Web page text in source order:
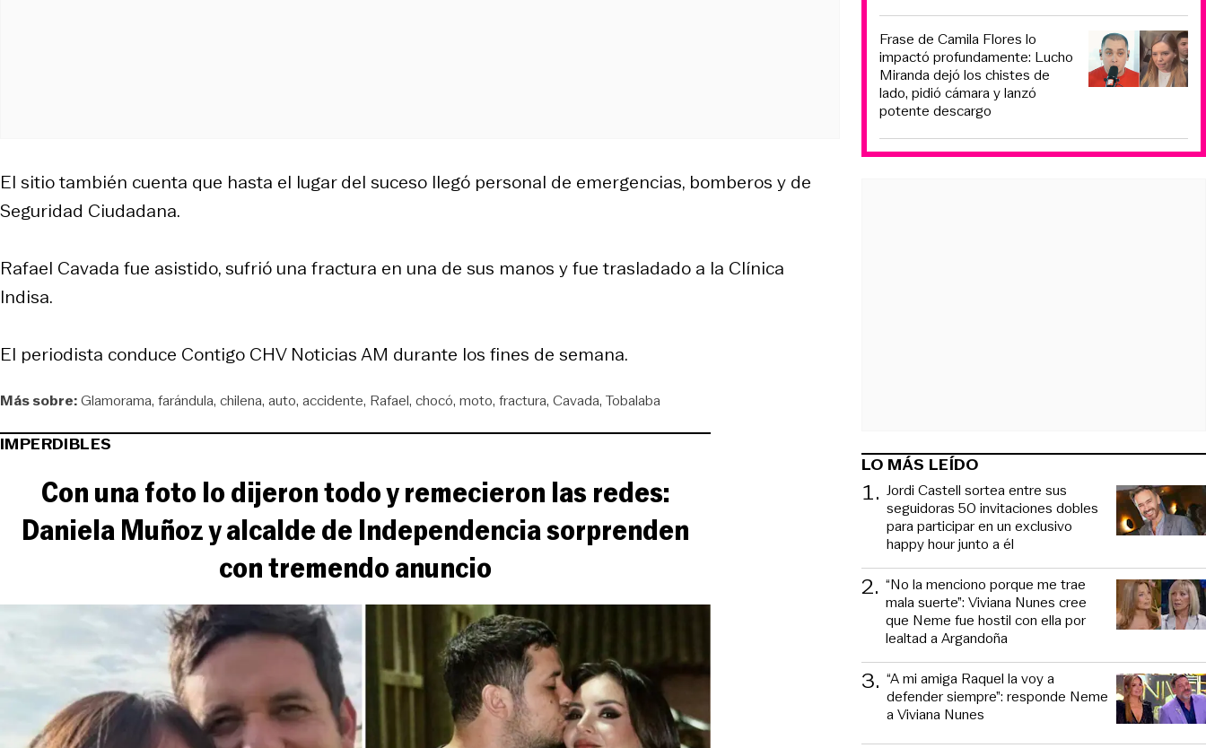
El sitio también cuenta que hasta el lugar del suceso llegó personal de emergencias, bomberos y de
Seguridad Ciudadana.
Rafael Cavada fue asistido, sufrió una fractura en una de sus manos y fue trasladado a la Clínica
Indisa.
El periodista conduce Contigo CHV Noticias AM durante los fines de semana.
Más sobre:Glamorama farándula chilena auto accidente Rafael chocó moto fractura Cavada Tobalaba
IMPERDIBLES
Con una foto lo dijeron todo y remecieron las redes:
Daniela Muñoz y alcalde de Independencia sorprenden
con tremendo anuncio
Frase de Camila Flores lo
impactó profundamente: Lucho
Miranda dejó los chistes de
lado, pidió cámara y lanzó
potente descargo
LO MÁS LEÍDO
1. Jordi Castell sortea entre sus
seguidoras 50 invitaciones dobles
para participar en un exclusivo
happy hour junto a él
2. “No la menciono porque me trae
mala suerte”: Viviana Nunes cree
que Neme fue hostil con ella por
lealtad a Argandoña
3. “A mi amiga Raquel la voy a
defender siempre”: responde Neme
a Viviana Nunes